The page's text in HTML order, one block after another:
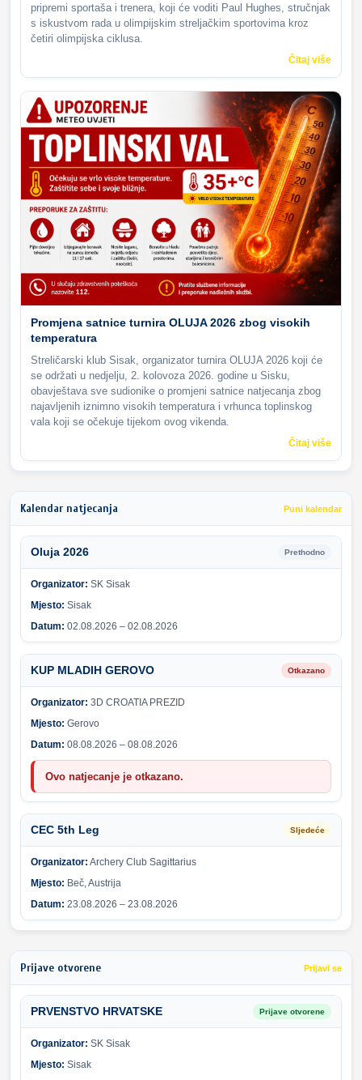
pripremi sportaša i trenera, koji će voditi Paul Hughes, stručnjak
s iskustvom rada u olimpijskim streljačkim sportovima kroz
četiri olimpijska ciklusa.
Čitaj više
Promjena satnice turnira OLUJA 2026 zbog visokih
temperatura
Streličarski klub Sisak, organizator turnira OLUJA 2026 koji će
se održati u nedjelju, 2. kolovoza 2026. godine u Sisku,
obavještava sve sudionike o promjeni satnice natjecanja zbog
najavljenih iznimno visokih temperatura i vrhunca toplinskog
vala koji se očekuje tijekom ovog vikenda.
Čitaj više
Kalendar natjecanja Puni kalendar
Oluja 2026 Prethodno
Organizator: SK Sisak
Mjesto: Sisak
Datum: 02.08.2026 – 02.08.2026
KUP MLADIH GEROVO Otkazano
Organizator: 3D CROATIA PREZID
Mjesto: Gerovo
Datum: 08.08.2026 – 08.08.2026
Ovo natjecanje je otkazano.
CEC 5th Leg Sljedeće
Organizator: Archery Club Sagittarius
Mjesto: Beč, Austrija
Datum: 23.08.2026 – 23.08.2026
Prijave otvorene Prijavi se
PRVENSTVO HRVATSKE Prijave otvorene
Organizator: SK Sisak
Mjesto: Sisak